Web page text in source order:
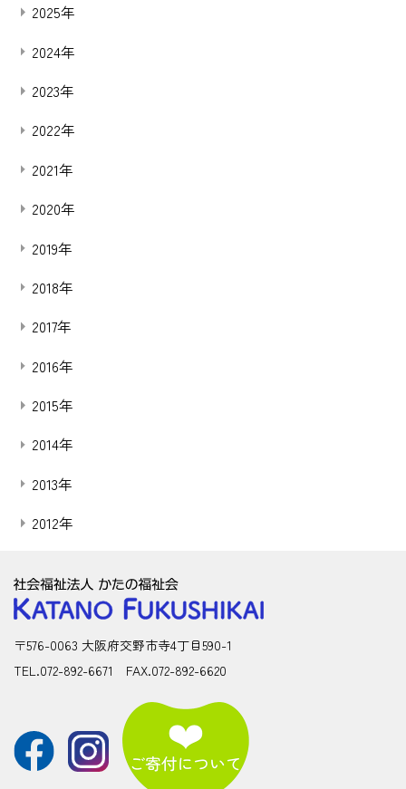
2025年
2024年
2023年
2022年
2021年
2020年
2019年
2018年
2017年
2016年
2015年
2014年
2013年
2012年
〒576-0063 大阪府交野市寺4丁目590-1
TEL.072-892-6671 FAX.072-892-6620